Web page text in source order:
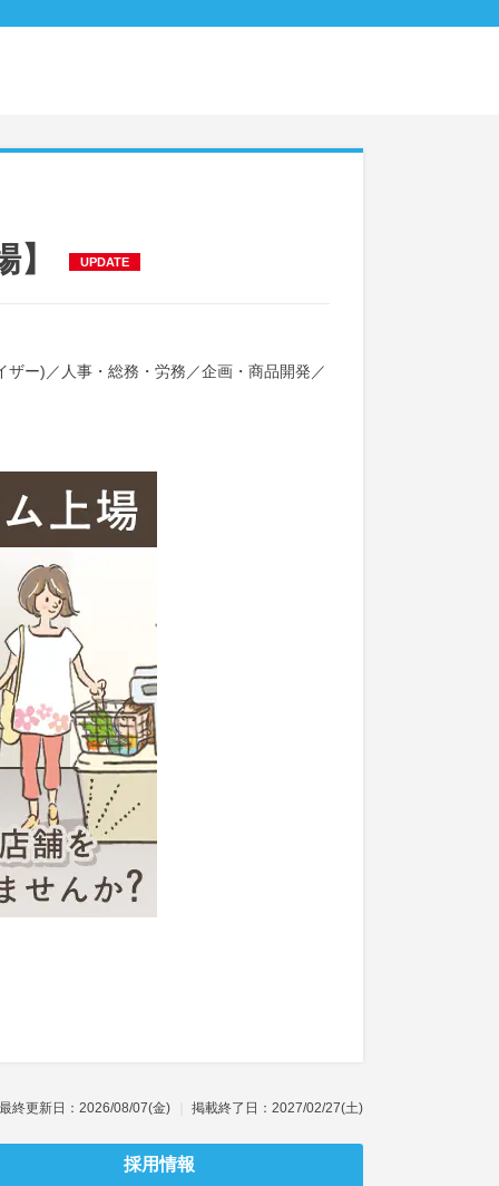
UPDATE
ザー) ／ 人事・総務・労務 ／企画・商品開発 ／
最終更新日：2026/08/07(金) 掲載終了日：2027/02/27(土)
採用情報